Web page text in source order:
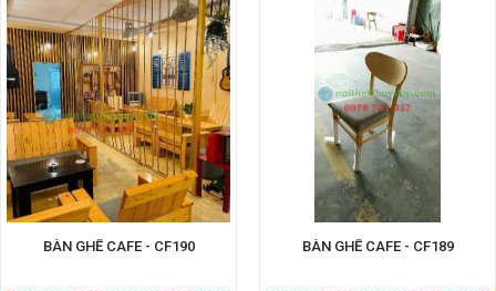
BÀN GHẾ CAFE - CF190 BÀN GHẾ CAFE - CF189